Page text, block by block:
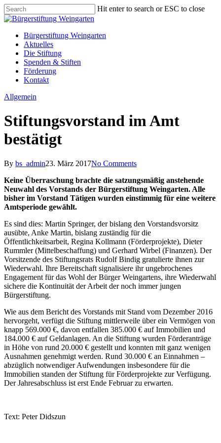
Skip
to
content
Hit enter to search or ESC to close
Close
Menu
Bürgerstiftung Weingarten
Aktuelles
Die Stiftung
Spenden & Stiften
Förderung
Kontakt
Allgemein
Stiftungsvorstand im Amt
bestätigt
By bs_admin23. März 2017No Comments
Keine Überraschung brachte die satzungsmäßig anstehende
Neuwahl des Vorstands der Bürgerstiftung Weingarten. Alle
bisher im Vorstand Tätigen wurden einstimmig für eine weitere
Amtsperiode gewählt.
Es sind dies: Martin Springer, der bislang den Vorstandsvorsitz
ausübte, Anke Martin, bislang zuständig für die
Öffentlichkeitsarbeit, Regina Kollmann (Förderprojekte), Dieter
Rummler (Mittelbeschaffung) und Gerhard Wirbel (Finanzen). Der
Vorsitzende des Stiftungsrats Rudolf Bindig gratulierte ihnen zur
Wiederwahl. Ihre Bereitschaft signalisiere ihr ungebrochenes
Engagement für das Wohl der Bürger Weingartens, ihre Wiederwahl
sichere die Kontinuität der Arbeit der noch immer jungen
Bürgerstiftung.
Wie aus dem Bericht des Vorstands mit Stand vom Dezember 2016
hervorgeht, verfügt die Stiftung mittlerweile über ein Vermögen von
knapp 569.000 €, davon entfallen 385.000 € auf Immobilien und
184.000 € auf Geldanlagen. An die Stiftung wurden Förderanträge
in Höhe von rund 20.000 € gestellt und konnten mit ganz wenigen
Ausnahmen genehmigt werden. Rund 30.000 € an Einnahmen –
abzüglich notwendiger Aufwendungen insbesondere für die
Immobilien standen der Stiftung für Förderprojekte zur Verfügung.
Der Jahresabschluss ist erst Ende Februar zu erwarten.
Text: Peter Didszun